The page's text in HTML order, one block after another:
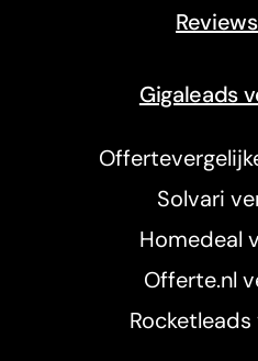
Gigaleads
Solvari
Homedeal
Offerte.nl